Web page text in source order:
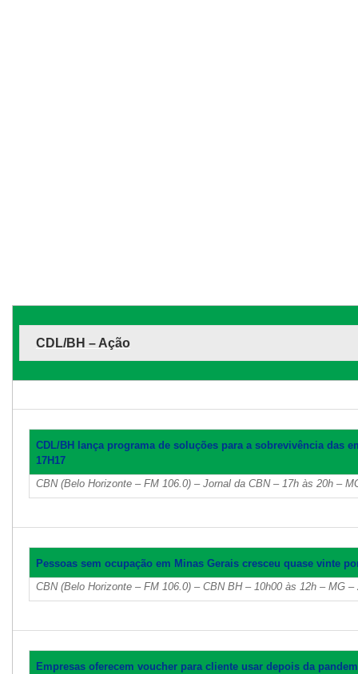
CDL/BH – Ação
CDL/BH lança programa de soluções para a sobrevivência das
17H17
CBN (Belo Horizonte – FM 106.0) – Jornal da CBN – 17h às 20h –
Pessoas sem ocupação em Minas Gerais cresceu quase vinte
CBN (Belo Horizonte – FM 106.0) – CBN BH – 10h00 às 12h – MG –
Empresas oferecem voucher para cliente usar depois da